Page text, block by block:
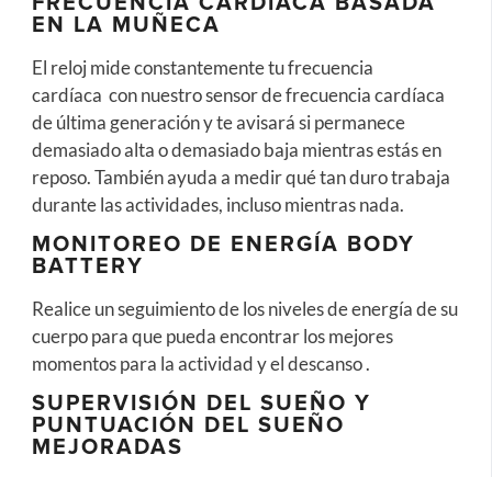
EN LA MUÑECA
El reloj mide constantemente tu frecuencia
cardíaca con nuestro sensor de frecuencia cardíaca
de última generación y te avisará si permanece
demasiado alta o demasiado baja mientras estás en
reposo. También ayuda a medir qué tan duro trabaja
durante las actividades, incluso mientras nada.
MONITOREO DE ENERGÍA BODY
BATTERY
Realice un seguimiento de los niveles de energía de su
cuerpo para que pueda encontrar los mejores
momentos para la actividad y el descanso .
SUPERVISIÓN DEL SUEÑO Y
PUNTUACIÓN DEL SUEÑO
MEJORADAS